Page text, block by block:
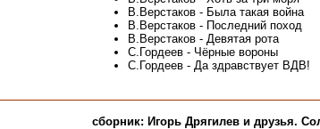
В.Верстаков - Была такая война
В.Верстаков - Последний поход
В.Верстаков - Девятая рота
С.Гордеев - Чёрные вороны
С.Гордеев - Да здравствует ВДВ!
сборник: Игорь Дрягилев и друзья.